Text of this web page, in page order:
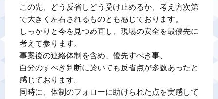
この先、どう反省しどう受け止めるか、考え方次第
で大きく左右されるものとも感じております。
しっかりと今を見つめ直し、現場の安全を最優先に
考えて参ります。
事案後の連絡体制を含め、優先すべき事、
自分のすべき判断に於いても反省点が多数あったと
感じております。
同時に、体制のフォローに助けられた点を実感して